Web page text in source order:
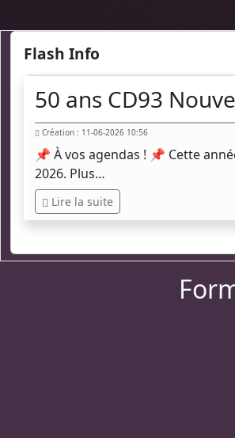
Flash Info
50 ans CD93
Création : 11-06-2026 10:56
📌 À vos agendas ! 📌 Cette
2026. Plus…
Lire la suite